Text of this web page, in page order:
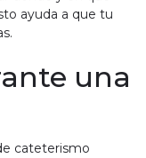
ayuda a que tu
una
cateterismo